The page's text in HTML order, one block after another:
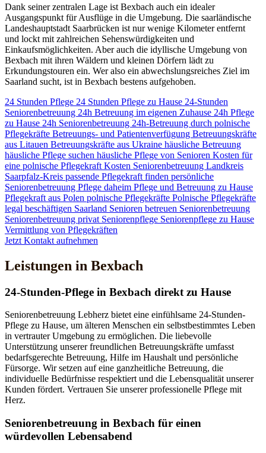
Dank seiner zentralen Lage ist Bexbach auch ein idealer
Ausgangspunkt für Ausflüge in die Umgebung. Die saarländische
Landeshauptstadt Saarbrücken ist nur wenige Kilometer entfernt
und lockt mit zahlreichen Sehenswürdigkeiten und
Einkaufsmöglichkeiten. Aber auch die idyllische Umgebung von
Bexbach mit ihren Wäldern und kleinen Dörfern lädt zu
Erkundungstouren ein. Wer also ein abwechslungsreiches Ziel im
Saarland sucht, ist in Bexbach bestens aufgehoben.
24 Stunden Pflege 24 Stunden Pflege zu Hause 24-Stunden
Seniorenbetreuung 24h Betreuung im eigenen Zuhause 24h Pflege
zu Hause 24h Seniorenbetreuung 24h-Betreuung durch polnische
Pflegekräfte Betreuungs- und Patientenverfügung Betreuungskräfte
aus Litauen Betreuungskräfte aus Ukraine häusliche Betreuung
häusliche Pflege suchen häusliche Pflege von Senioren Kosten für
eine polnische Pflegekraft Kosten Seniorenbetreuung Landkreis
Saarpfalz-Kreis passende Pflegekraft finden persönliche
Seniorenbetreuung Pflege daheim Pflege und Betreuung zu Hause
Pflegekraft aus Polen polnische Pflegekräfte Polnische Pflegekräfte
legal beschäftigen Saarland Senioren betreuen Seniorenbetreuung
Seniorenbetreuung privat Seniorenpflege Seniorenpflege zu Hause
Vermittlung von Pflegekräften
Jetzt Kontakt aufnehmen
Leistungen in Bexbach
24-Stunden-Pflege in Bexbach direkt zu Hause
Seniorenbetreuung Lebherz bietet eine einfühlsame 24-Stunden-
Pflege zu Hause, um älteren Menschen ein selbstbestimmtes Leben
in vertrauter Umgebung zu ermöglichen. Die liebevolle
Unterstützung unserer freundlichen Betreuungskräfte umfasst
bedarfsgerechte Betreuung, Hilfe im Haushalt und persönliche
Fürsorge. Wir setzen auf eine ganzheitliche Betreuung, die
individuelle Bedürfnisse respektiert und die Lebensqualität unserer
Kunden fördert. Vertrauen Sie unserer professionelle Pflege mit
Herz.
Senioren­betreuung in Bexbach für einen
würdevollen Lebensabend